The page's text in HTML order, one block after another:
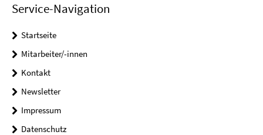
Service-Navigation
Startseite
Mitarbeiter/-innen
Kontakt
Newsletter
Impressum
Datenschutz